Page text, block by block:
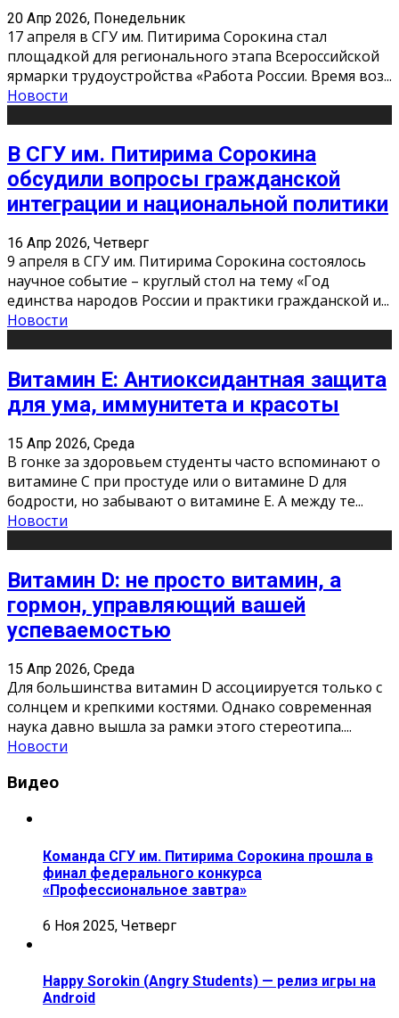
20 Апр 2026, Понедельник
17 апреля в СГУ им. Питирима Сорокина стал
площадкой для регионального этапа Всероссийской
ярмарки трудоустройства «Работа России. Время воз...
Новости
В СГУ им. Питирима Сорокина
обсудили вопросы гражданской
интеграции и национальной политики
16 Апр 2026, Четверг
9 апреля в СГУ им. Питирима Сорокина состоялось
научное событие – круглый стол на тему «Год
единства народов России и практики гражданской и...
Новости
Витамин Е: Антиоксидантная защита
для ума, иммунитета и красоты
15 Апр 2026, Среда
В гонке за здоровьем студенты часто вспоминают о
витамине С при простуде или о витамине D для
бодрости, но забывают о витамине Е. А между те...
Новости
Витамин D: не просто витамин, а
гормон, управляющий вашей
успеваемостью
15 Апр 2026, Среда
Для большинства витамин D ассоциируется только с
солнцем и крепкими костями. Однако современная
наука давно вышла за рамки этого стереотипа....
Новости
Видео
Команда СГУ им. Питирима Сорокина прошла в
финал федерального конкурса
«Профессиональное завтра»
6 Ноя 2025, Четверг
Happy Sorokin (Angry Students) — релиз игры на
Android